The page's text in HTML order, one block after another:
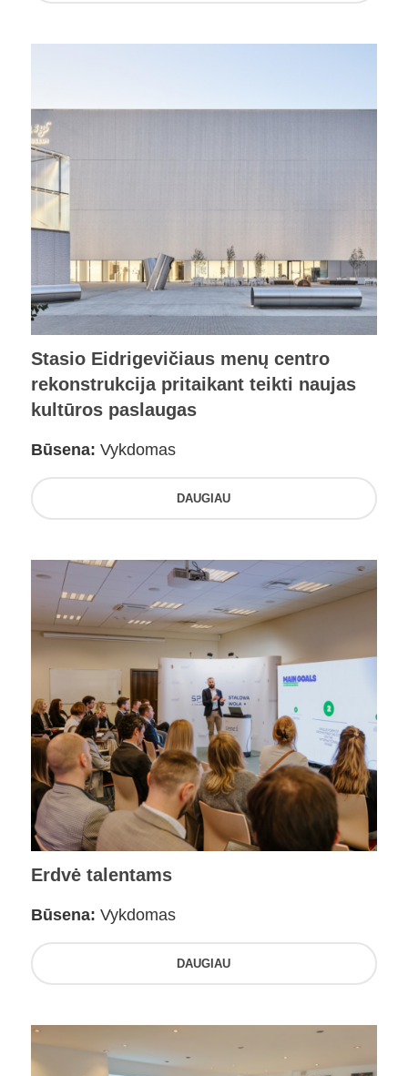
Stasio Eidrigevičiaus menų centro
rekonstrukcija pritaikant teikti naujas
kultūros paslaugas
Būsena: Vykdomas
DAUGIAU
Erdvė talentams
Būsena: Vykdomas
DAUGIAU